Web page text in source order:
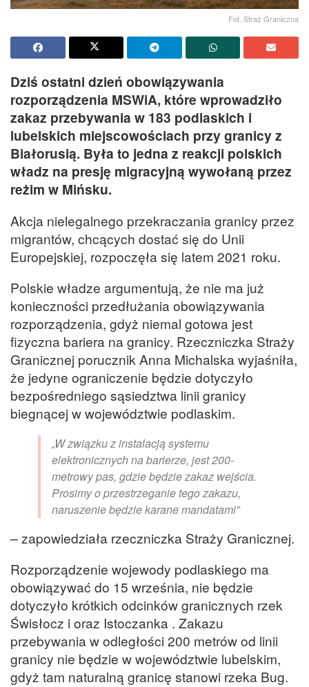
Fot. Straż Graniczna
Dziś ostatni dzień obowiązywania
rozporządzenia MSWiA, które wprowadziło
zakaz przebywania w 183 podlaskich i
lubelskich miejscowościach przy granicy z
Białorusią. Była to jedna z reakcji polskich
władz na presję migracyjną wywołaną przez
reżim w Mińsku.
Akcja nielegalnego przekraczania granicy przez
migrantów, chcących dostać się do Unii
Europejskiej, rozpoczęła się latem 2021 roku.
Polskie władze argumentują, że nie ma już
konieczności przedłużania obowiązywania
rozporządzenia, gdyż niemal gotowa jest
fizyczna bariera na granicy. Rzeczniczka Straży
Granicznej porucznik Anna Michalska wyjaśniła,
że jedyne ograniczenie będzie dotyczyło
bezpośredniego sąsiedztwa linii granicy
biegnącej w województwie podlaskim.
„W związku z instalacją systemu
elektronicznych na barierze, jest 200-
metrowy pas, gdzie będzie zakaz wejścia.
Prosimy o przestrzeganie tego zakazu,
naruszenie będzie karane mandatami”
– zapowiedziała rzeczniczka Straży Granicznej.
Rozporządzenie wojewody podlaskiego ma
obowiązywać do 15 września, nie będzie
dotyczyło krótkich odcinków granicznych rzek
Świsłocz i oraz Istoczanka . Zakazu
przebywania w odległości 200 metrów od linii
granicy nie będzie w województwie lubelskim,
gdyż tam naturalną granicę stanowi rzeka Bug.